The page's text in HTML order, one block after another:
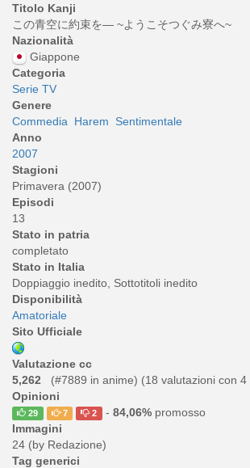
Titolo Kanji
この青空に約束を― ~ようこそつぐみ寮へ~
Nazionalità
Giappone
Categoria
Serie TV
Genere
Commedia
Harem
Sentimentale
Anno
2007
Stagioni
Primavera (2007)
Episodi
13
Stato in patria
completato
Stato in Italia
Doppiaggio inedito, Sottotitoli inedito
Disponibilità
Amatoriale
Sito Ufficiale
Valutazione cc
5,262
(#7889 in anime) (18 valutazioni con 4
Opinioni
29 7 2 - 84,06%promosso
Immagini
24 (by Redazione)
Tag generici